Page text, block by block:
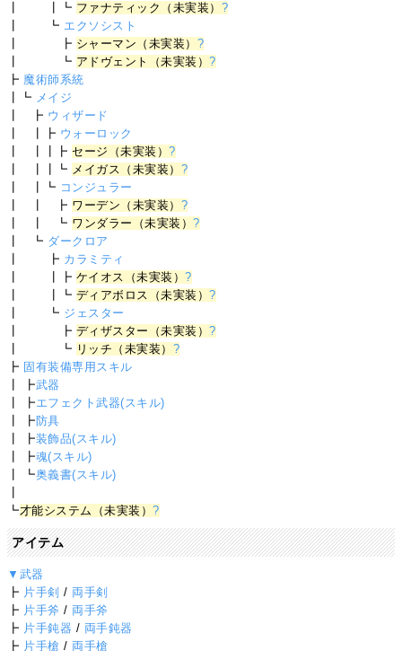
┃ ┃┗ ファナティック（未実装） ?
┃ ┗ エクソシスト
┃ ┣ シャーマン（未実装） ?
┃ ┗ アドヴェント（未実装）?
┣ 魔術師系統
┃┗ メイジ
┃ ┣ ウィザード
┃ ┃┣ ウォーロック
┃ ┃┃┣ セージ（未実装）?
┃ ┃┃┗ メイガス（未実装） ?
┃ ┃┗ コンジュラー
┃ ┃ ┣ ワーデン（未実装） ?
┃ ┃ ┗ ワンダラー（未実装）?
┃ ┗ ダークロア
┃ ┣ カラミティ
┃ ┃┣ ケイオス（未実装）?
┃ ┃┗ ディアボロス（未実装）?
┃ ┗ ジェスター
┃ ┣ ディザスター（未実装）?
┃ ┗ リッチ（未実装） ?
┣ 固有装備専用スキル
┃ ┣武器
┃ ┣エフェクト武器(スキル)
┃ ┣防具
┃ ┣装飾品(スキル)
┃ ┣魂(スキル)
┃ ┗奥義書(スキル)
┗才能システム（未実装）?
アイテム
▼武器
┣ 片手剣 / 両手剣
┣ 片手斧 / 両手斧
┣ 片手鈍器 / 両手鈍器
┣ 片手槍 / 両手槍